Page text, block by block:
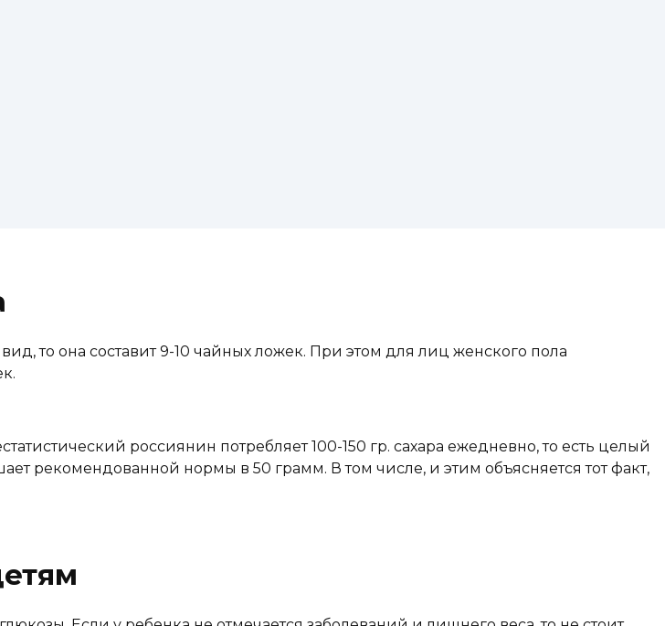
то она составит 9-10 чайных ложек. При этом для лиц женского пола
россиянин потребляет 100-150 гр. сахара ежедневно, то есть целый
рекомендованной нормы в 50 грамм. В том числе, и этим объясняется тот факт,